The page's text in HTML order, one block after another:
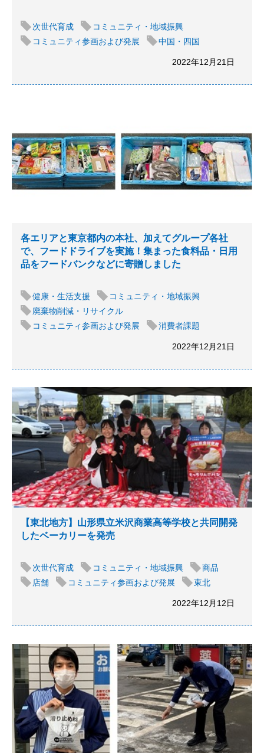
次世代育成
コミュニティ・地域振興
コミュニティ参画および発展
中国・四国
2022年12月21日
各エリアと東京都内の本社、加えてグループ各社
で、フードドライブを実施！集まった食料品・日用
品をフードバンクなどに寄贈しました
健康・生活支援
コミュニティ・地域振興
廃棄物削減・リサイクル
コミュニティ参画および発展
消費者課題
2022年12月21日
【東北地方】山形県立米沢商業高等学校と共同開発
したベーカリーを発売
次世代育成 コミュニティ・地域振興
商品
店舗
コミュニティ参画および発展 東北
2022年12月12日